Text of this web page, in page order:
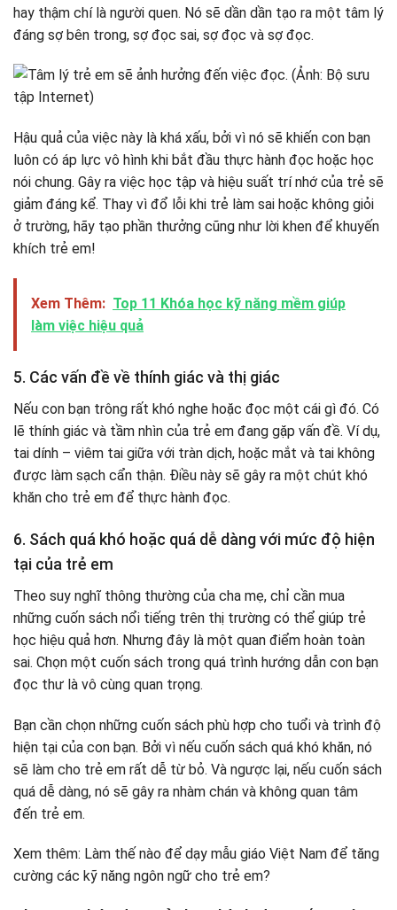
hay thậm chí là người quen. Nó sẽ dần dần tạo ra một tâm lý
đáng sợ bên trong, sợ đọc sai, sợ đọc và sợ đọc.
Hậu quả của việc này là khá xấu, bởi vì nó sẽ khiến con bạn
luôn có áp lực vô hình khi bắt đầu thực hành đọc hoặc học
nói chung. Gây ra việc học tập và hiệu suất trí nhớ của trẻ sẽ
giảm đáng kể. Thay vì đổ lỗi khi trẻ làm sai hoặc không giỏi
ở trường, hãy tạo phần thưởng cũng như lời khen để khuyến
khích trẻ em!
Xem Thêm: Top 11 Khóa học kỹ năng mềm giúp
làm việc hiệu quả
5. Các vấn đề về thính giác và thị giác
Nếu con bạn trông rất khó nghe hoặc đọc một cái gì đó. Có
lẽ thính giác và tầm nhìn của trẻ em đang gặp vấn đề. Ví dụ,
tai dính – viêm tai giữa với tràn dịch, hoặc mắt và tai không
được làm sạch cẩn thận. Điều này sẽ gây ra một chút khó
khăn cho trẻ em để thực hành đọc.
6. Sách quá khó hoặc quá dễ dàng với mức độ hiện
tại của trẻ em
Theo suy nghĩ thông thường của cha mẹ, chỉ cần mua
những cuốn sách nổi tiếng trên thị trường có thể giúp trẻ
học hiệu quả hơn. Nhưng đây là một quan điểm hoàn toàn
sai. Chọn một cuốn sách trong quá trình hướng dẫn con bạn
đọc thư là vô cùng quan trọng.
Bạn cần chọn những cuốn sách phù hợp cho tuổi và trình độ
hiện tại của con bạn. Bởi vì nếu cuốn sách quá khó khăn, nó
sẽ làm cho trẻ em rất dễ từ bỏ. Và ngược lại, nếu cuốn sách
quá dễ dàng, nó sẽ gây ra nhàm chán và không quan tâm
đến trẻ em.
Xem thêm: Làm thế nào để dạy mẫu giáo Việt Nam để tăng
cường các kỹ năng ngôn ngữ cho trẻ em?